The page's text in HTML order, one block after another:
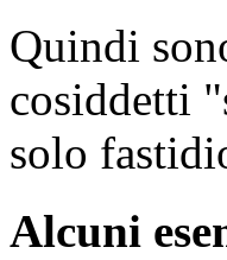
Quindi
cosiddetti
solo
Alcuni